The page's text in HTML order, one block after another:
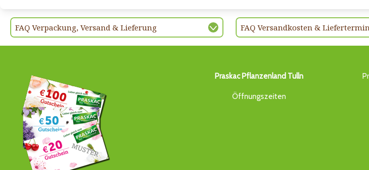
FAQ Verpackung, Versand & Lieferung FAQ Versandkosten &
Praskac Pflanzenland Tulln
Öffnungszeiten